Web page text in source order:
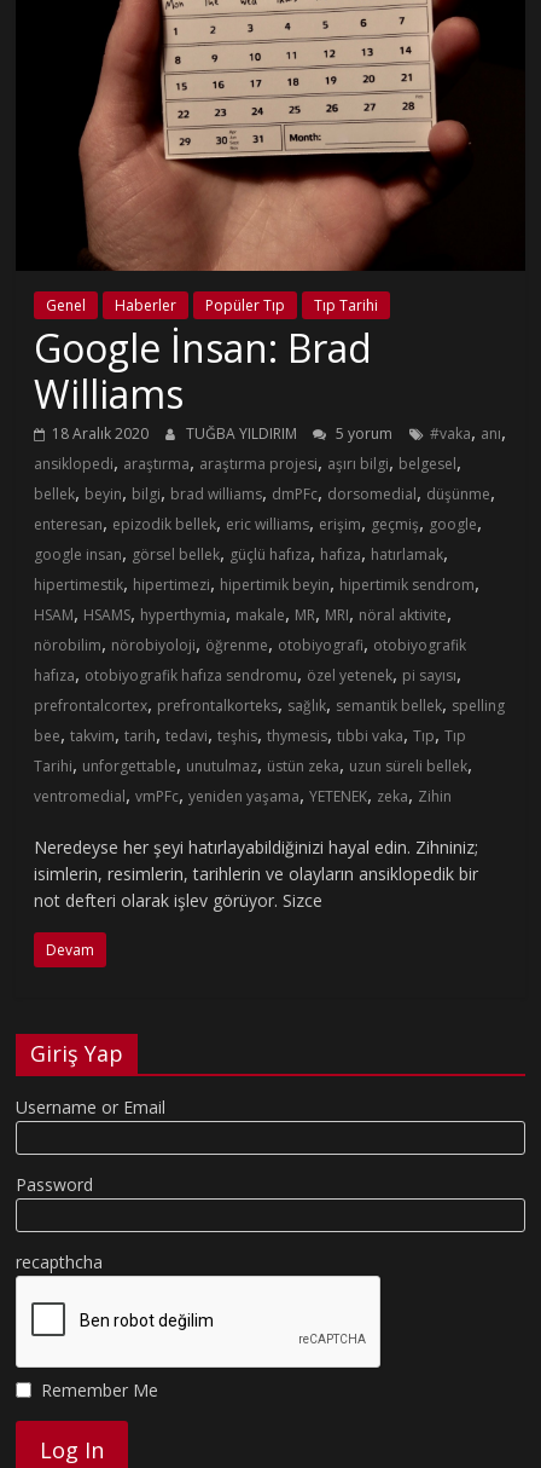
Genel Haberler Popüler Tıp Tıp Tarihi
Google İnsan: Brad
Williams
18 Aralık 2020 TUĞBA YILDIRIM 5 yorum #vaka, anı,
ansiklopedi, araştırma, araştırma projesi, aşırı bilgi, belgesel,
bellek, beyin, bilgi, brad williams, dmPFc, dorsomedial, düşünme,
enteresan, epizodik bellek, eric williams, erişim, geçmiş, google,
google insan, görsel bellek, güçlü hafıza, hafıza, hatırlamak,
hipertimestik, hipertimezi, hipertimik beyin, hipertimik sendrom,
HSAM, HSAMS, hyperthymia, makale, MR, MRI, nöral aktivite,
nörobilim, nörobiyoloji, öğrenme, otobiyografi, otobiyografik
hafıza, otobiyografik hafıza sendromu, özel yetenek, pi sayısı,
prefrontalcortex, prefrontalkorteks, sağlık, semantik bellek, spelling
bee,takvim,tarih,tedavi,teşhis,thymesis,tıbbi vaka,Tıp,Tıp
Tarihi, unforgettable, unutulmaz, üstün zeka, uzun süreli bellek,
ventromedial,vmPFc,yeniden yaşama,YETENEK, zeka, Zihin
Neredeyse her şeyi hatırlayabildiğinizi hayal edin. Zihniniz;
isimlerin, resimlerin, tarihlerin ve olayların ansiklopedik bir
not defteri olarak işlev görüyor. Sizce
Devam
Giriş Yap
Username or Email
Password
recapthcha
Remember Me